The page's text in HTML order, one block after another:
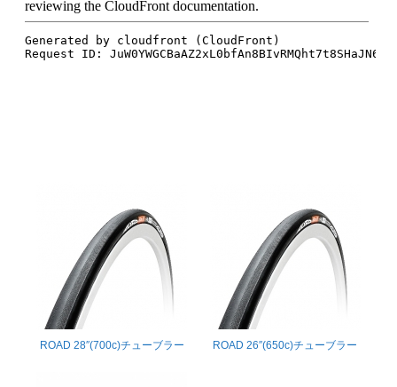
ROAD 28″(700c)チューブラー ROAD 26″(650c)チューブラー